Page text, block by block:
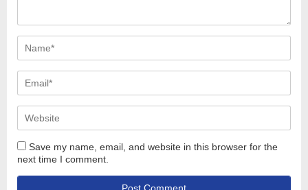
Save my name, email, and website in this browser for the
next time I comment.